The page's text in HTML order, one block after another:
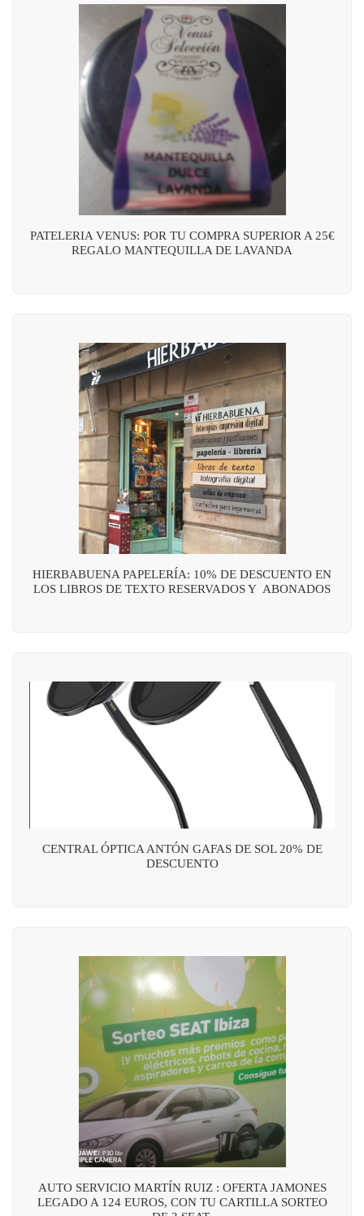
PATELERIA VENUS: POR TU COMPRA SUPERIOR A 25€
REGALO MANTEQUILLA DE LAVANDA
HIERBABUENA PAPELERÍA: 10% DE DESCUENTO EN
LOS LIBROS DE TEXTO RESERVADOS Y ABONADOS
CENTRAL ÓPTICA ANTÓN GAFAS DE SOL 20% DE
DESCUENTO
AUTO SERVICIO MARTÍN RUIZ : OFERTA JAMONES
LEGADO A 124 EUROS, CON TU CARTILLA SORTEO